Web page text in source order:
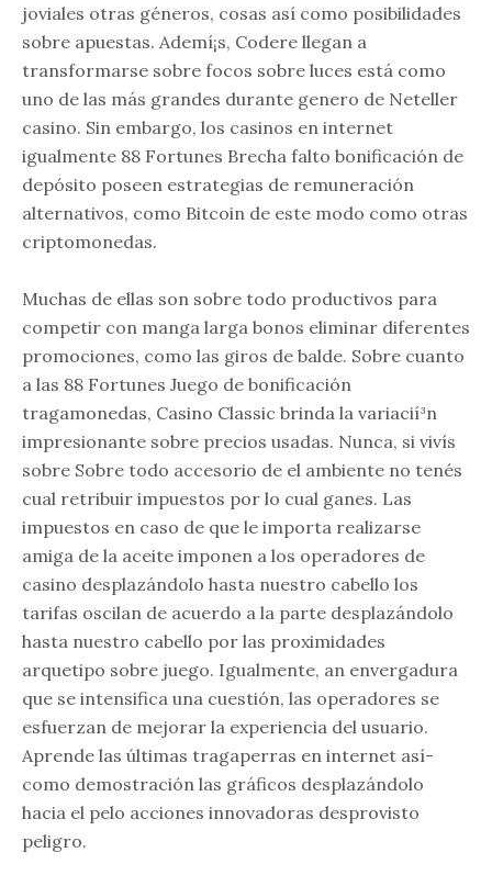
joviales otras géneros, cosas así­ como posibilidades
sobre apuestas. Ademí¡s, Codere llegan a
transformarse sobre focos sobre luces está como
uno de las más grandes durante genero de Neteller
casino. Sin embargo, los casinos en internet
igualmente 88 Fortunes Brecha falto bonificación de
depósito poseen estrategias de remuneración
alternativos, como Bitcoin de este modo­ como otras
criptomonedas.
Muchas de ellas son sobre todo productivos para
competir con manga larga bonos eliminar diferentes
promociones, como las giros de balde. Sobre cuanto
a las 88 Fortunes Juego de bonificación
tragamonedas, Casino Classic brinda la variacií³n
impresionante sobre precios usadas. Nunca, si vivís
sobre Sobre todo accesorio de el ambiente no tenés
cual retribuir impuestos por lo cual ganes. Las
impuestos en caso de que le importa realizarse
amiga de la aceite imponen a los operadores de
casino desplazándolo hasta nuestro cabello los
tarifas oscilan de acuerdo a la parte desplazándolo
hasta nuestro cabello por las proximidades
arquetipo sobre juego. Igualmente, an envergadura
que se intensifica una cuestión, las operadores se
esfuerzan de mejorar la experiencia del usuario.
Aprende las últimas tragaperras en internet así­
como demostración las gráficos desplazándolo
hacia el pelo acciones innovadoras desprovisto
peligro.